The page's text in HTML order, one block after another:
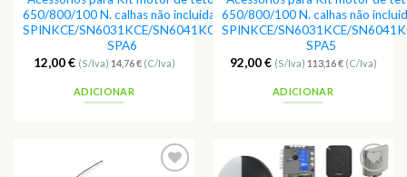
650/800/100 N. calhas não incluidas
SPINKCE/SN6031KCE/SN6041KCE
SPA6
12,00€ (S/Iva) 14,76€(C/Iva)
ADICIONAR
650/800/100 N. calhas não
SPINKCE/SN6031KCE/
SPA5
92,00€ (S/Iva) 113,16€(C/Iva)
ADICIONAR